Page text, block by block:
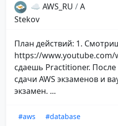
☁️ AWS_RU /A
Stekov
План действий: 1.
https://www.youtube.com/
сдаешь Practitioner.
сдачи AWS экзаменов и
экзамен. ...
#aws
#database